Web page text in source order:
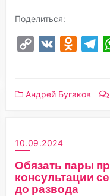
Поделиться:
Copy
VK
Андрей Бугаков
10.09.2024
Обязать пары
консультации
до развода